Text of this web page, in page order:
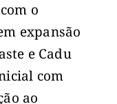
o
expansão
e Cadu
com
ao